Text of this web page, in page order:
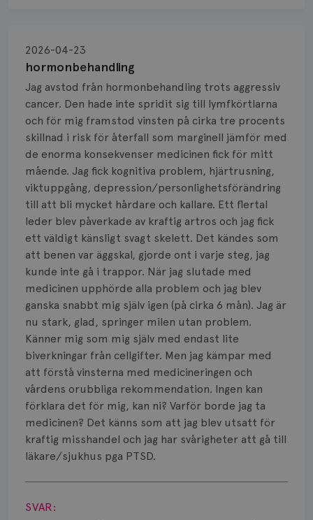
hormonbehandling
2026-04-23
Jag avstod från hormonbehandling trots aggressiv
cancer. Den hade inte spridit sig till lymfkörtlarna
och för mig framstod vinsten på cirka tre procents
skillnad i risk för återfall som marginell jämför med
de enorma konsekvenser medicinen fick för mitt
mående. Jag fick kognitiva problem, hjärtrusning,
viktuppgång, depression/personlighetsförändring
till att bli mycket hårdare och kallare. Ett flertal
leder blev påverkade av kraftig artros och jag fick
ett väldigt känsligt svagt skelett. Det kändes som
att benen var äggskal, gjorde ont i varje steg, jag
kunde inte gå i trappor. När jag slutade med
medicinen upphörde alla problem och jag blev
ganska snabbt mig själv igen (på cirka 6 mån). Jag är
nu stark, glad, springer milen utan problem.
Känner mig som mig själv med endast lite
biverkningar från cellgifter. Men jag kämpar med
att förstå vinsterna med medicineringen och
vårdens orubbliga rekommendation. Ingen kan
förklara det för mig, kan ni? Varför borde jag ta
medicinen? Det känns som att jag blev utsatt för
kraftig misshandel och jag har svårigheter att gå till
läkare/sjukhus pga PTSD.
Visa svar
SVAR:
Biopsi
Biverkningar
Bröstvårta
Knöl
Läkemedel
Typ av bröstcancer
Smärta
Prognos
Risker
Spridd bröstcancer
Strålning
Vätska